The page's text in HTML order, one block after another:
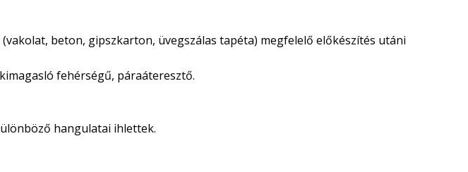
beton, gipszkarton, üvegszálas tapéta) megfelelő előkészítés utáni
fehérségű, páraáteresztő.
hangulatai ihlettek.